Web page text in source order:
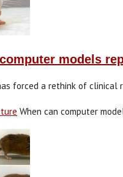
models
forced a rethink of clinical
When can computer